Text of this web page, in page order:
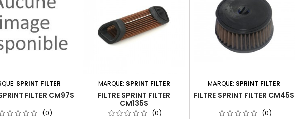
SPRINT FILTER
FILTER CM97S
(0)
MARQUE: SPRINT FILTER
FILTRE SPRINT FILTER
CM135S
(0)
MARQUE: SPRINT FILTER
FILTRE SPRINT FILTER CM45S
(0)